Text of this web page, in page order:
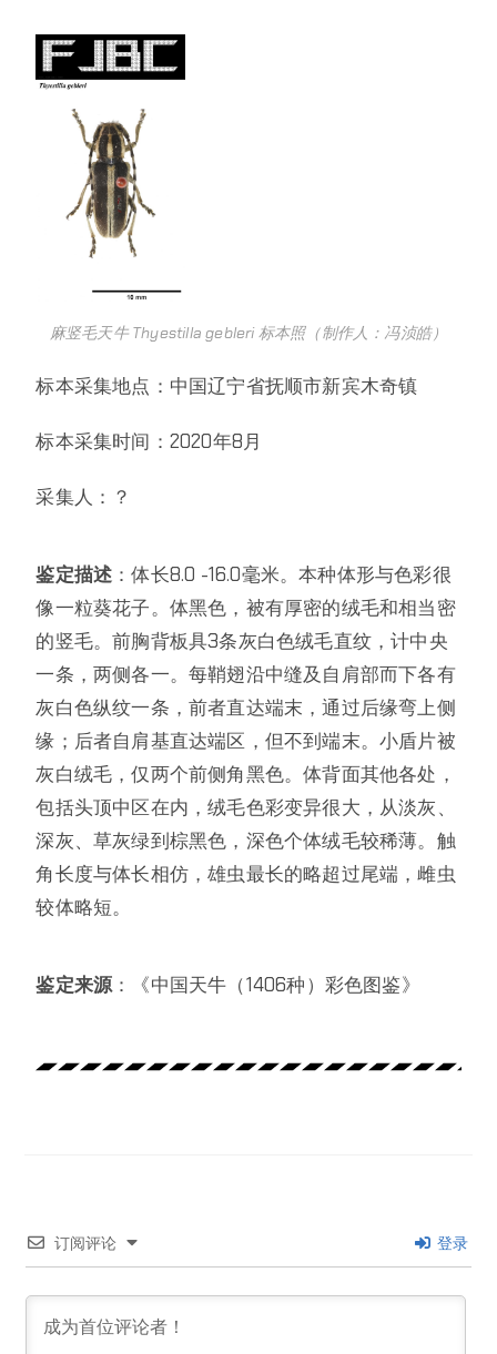
麻竖毛天牛 Thyestilla gebleri 标本照（制作人：冯浈皓）
标本采集地点：中国辽宁省抚顺市新宾木奇镇
标本采集时间：2020年8月
采集人：？
鉴定描述 ：体长8.0 -16.0毫米。本种体形与色彩很
像一粒葵花子。体黑色，被有厚密的绒毛和相当密
的竖毛。前胸背板具3条灰白色绒毛直纹，计中央
一条，两侧各一。每鞘翅沿中缝及自肩部而下各有
灰白色纵纹一条，前者直达端末，通过后缘弯上侧
缘；后者自肩基直达端区，但不到端末。小盾片被
灰白绒毛，仅两个前侧角黑色。体背面其他各处，
包括头顶中区在内，绒毛色彩变异很大，从淡灰、
深灰、草灰绿到棕黑色，深色个体绒毛较稀薄。触
角长度与体长相仿，雄虫最长的略超过尾端，雌虫
较体略短。
鉴定来源：《中国天牛（1406种）彩色图鉴》
订阅评论 登录